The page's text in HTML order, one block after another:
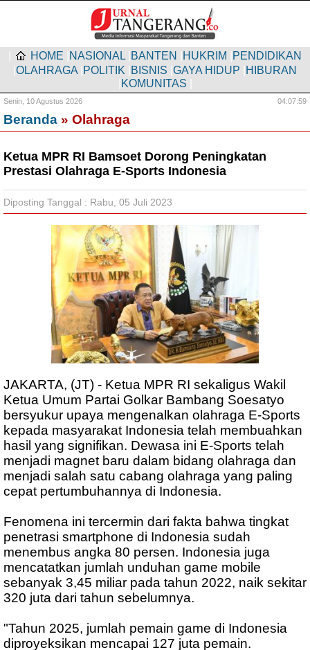
HOME NASIONAL BANTEN HUKRIM PENDIDIKAN
OLAHRAGA POLITIK BISNIS GAYA HIDUP HIBURAN
KOMUNITAS
Senin, 10 Agustus 2026 04:08:00
Beranda » Olahraga
Ketua MPR RI Bamsoet Dorong Peningkatan
Prestasi Olahraga E-Sports Indonesia
Diposting Tanggal : Rabu, 05 Juli 2023
JAKARTA, (JT) - Ketua MPR RI sekaligus Wakil
Ketua Umum Partai Golkar Bambang Soesatyo
bersyukur upaya mengenalkan olahraga E-Sports
kepada masyarakat Indonesia telah membuahkan
hasil yang signifikan. Dewasa ini E-Sports telah
menjadi magnet baru dalam bidang olahraga dan
menjadi salah satu cabang olahraga yang paling
cepat pertumbuhannya di Indonesia.
Fenomena ini tercermin dari fakta bahwa tingkat
penetrasi smartphone di Indonesia sudah
menembus angka 80 persen. Indonesia juga
mencatatkan jumlah unduhan game mobile
sebanyak 3,45 miliar pada tahun 2022, naik sekitar
320 juta dari tahun sebelumnya.
"Tahun 2025, jumlah pemain game di Indonesia
diproyeksikan mencapai 127 juta pemain.